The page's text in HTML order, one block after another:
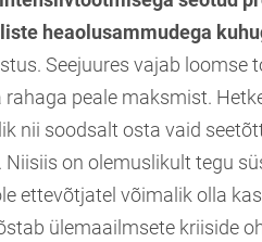
heaolusammudega
Seejuures vajab
peale maksmist.
nii soodsalt osta vaid
Niisiis on olemuslikult tegu
ettevõtjatel võimalik olla
ülemaailmsete kriiside